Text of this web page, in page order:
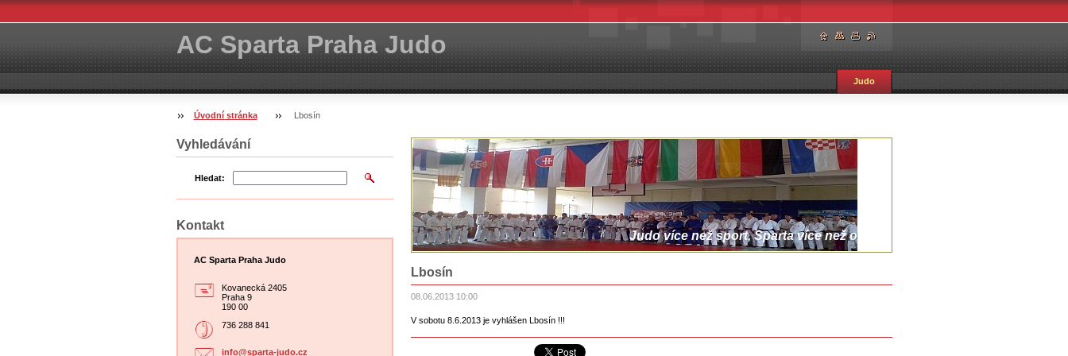
AC Sparta Praha Judo
Judo
Úvodní stránka Lbosín
Judo více než sport, Sparta více než oddíl.
Lbosín
08.06.2013 10:00
V sobotu 8.6.2013 je vyhlášen Lbosín !!!
Vyhledávání
Hledat:
Kontakt
AC Sparta Praha Judo
Kovanecká 2405
Praha 9
190 00
736 288 841
info@sparta-judo.cz